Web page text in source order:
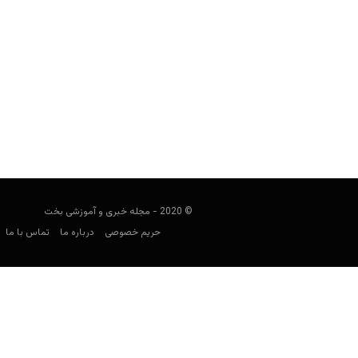
© 2020 - مجله خبری و آموزشی بخت
حریم خصوصی
درباره ما تماس با ما